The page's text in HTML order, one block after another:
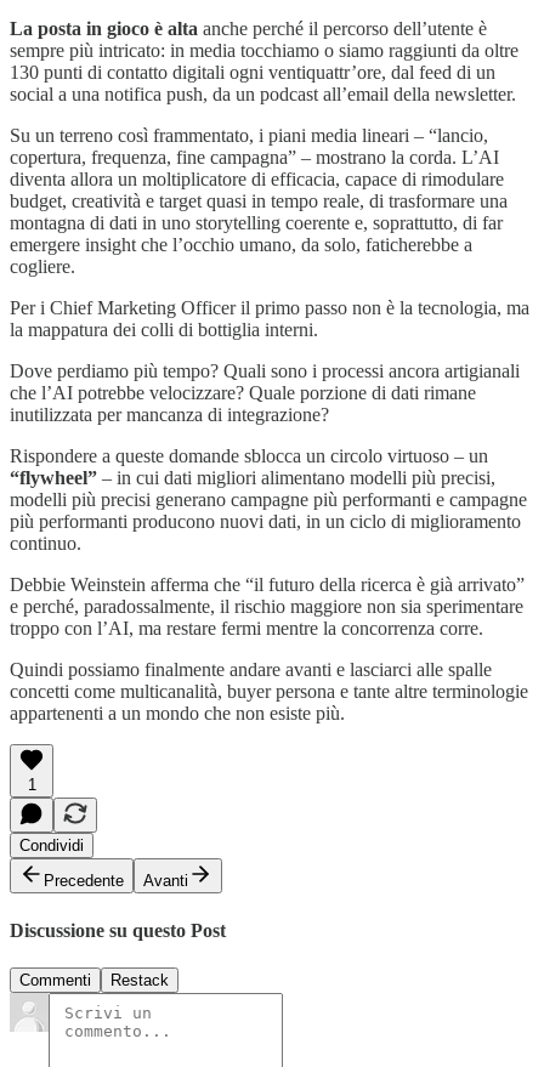
La posta in gioco è alta anche perché il percorso dell’utente è
sempre più intricato: in media tocchiamo o siamo raggiunti da oltre
130 punti di contatto digitali ogni ventiquattr’ore, dal feed di un
social a una notifica push, da un podcast all’email della newsletter.
Su un terreno così frammentato, i piani media lineari – “lancio,
copertura, frequenza, fine campagna” – mostrano la corda. L’AI
diventa allora un moltiplicatore di efficacia, capace di rimodulare
budget, creatività e target quasi in tempo reale, di trasformare una
montagna di dati in uno storytelling coerente e, soprattutto, di far
emergere insight che l’occhio umano, da solo, faticherebbe a
cogliere.
Per i Chief Marketing Officer il primo passo non è la tecnologia, ma
la mappatura dei colli di bottiglia interni.
Dove perdiamo più tempo? Quali sono i processi ancora artigianali
che l’AI potrebbe velocizzare? Quale porzione di dati rimane
inutilizzata per mancanza di integrazione?
Rispondere a queste domande sblocca un circolo virtuoso – un
“flywheel” – in cui dati migliori alimentano modelli più precisi,
modelli più precisi generano campagne più performanti e campagne
più performanti producono nuovi dati, in un ciclo di miglioramento
continuo.
Debbie Weinstein afferma che “il futuro della ricerca è già arrivato”
e perché, paradossalmente, il rischio maggiore non sia sperimentare
troppo con l’AI, ma restare fermi mentre la concorrenza corre.
Quindi possiamo finalmente andare avanti e lasciarci alle spalle
concetti come multicanalità, buyer persona e tante altre terminologie
appartenenti a un mondo che non esiste più.
1
Condividi
Precedente
Avanti
Discussione su questo Post
Commenti Restack